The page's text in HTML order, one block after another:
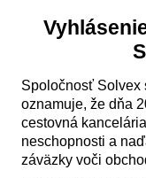
Spoločnosť Solvex
oznamuje, že dňa
cestovná
neschopnosti a
záväzky voči